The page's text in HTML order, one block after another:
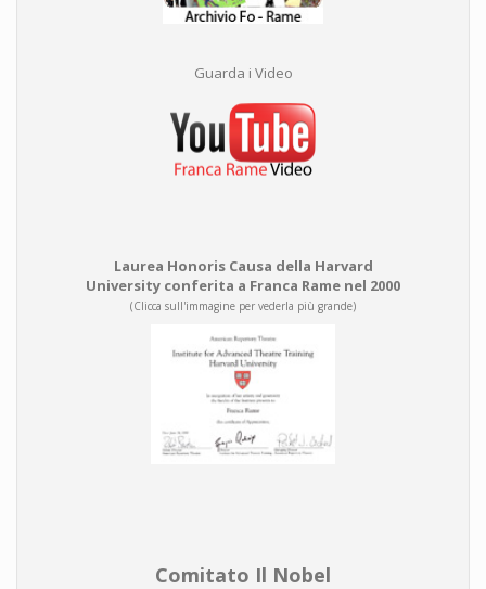
Guarda i Video
Laurea Honoris Causa della Harvard
University conferita a Franca Rame nel 2000
(Clicca sull'immagine per vederla più grande)
Comitato Il Nobel